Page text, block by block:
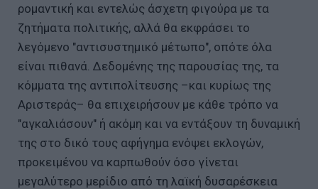
ρομαντική και εντελώς άσχετη φιγούρα με τα
ζητήματα πολιτικής, αλλά θα εκφράσει το
λεγόμενο "αντισυστημικό μέτωπο", οπότε όλα
είναι πιθανά. Δεδομένης της παρουσίας της, τα
κόμματα της αντιπολίτευσης –και κυρίως της
Αριστεράς– θα επιχειρήσουν με κάθε τρόπο να
"αγκαλιάσουν" ή ακόμη και να εντάξουν τη δυναμική
της στο δικό τους αφήγημα ενόψει εκλογών,
προκειμένου να καρπωθούν όσο γίνεται
μεγαλύτερο μερίδιο από τη λαϊκή δυσαρέσκεια